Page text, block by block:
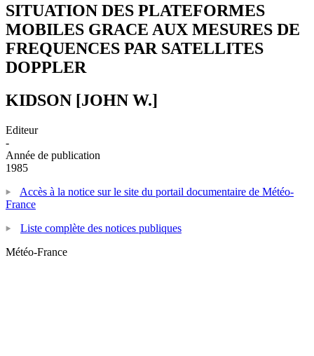
SITUATION DES PLATEFORMES
MOBILES GRACE AUX MESURES DE
FREQUENCES PAR SATELLITES
DOPPLER
KIDSON [JOHN W.]
Editeur
-
Année de publication
1985
Accès à la notice sur le site du portail documentaire de Météo-
France
Liste complète des notices publiques
Météo-France